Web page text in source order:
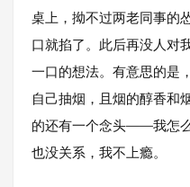
桌上，拗不过两老同事的
口就掐了。此后再没人对
一口的想法。有意思的是
自己抽烟，且烟的醇香和
的还有一个念头——我怎
也没关系，我不上瘾。